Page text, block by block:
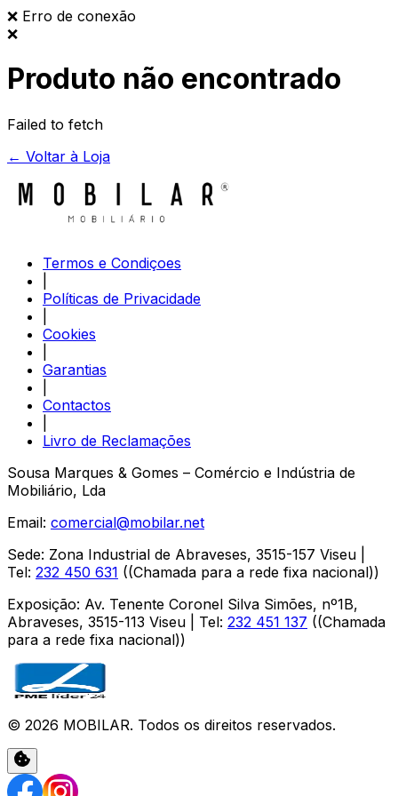
❌ Erro de conexão
❌
Produto não encontrado
Failed to fetch
← Voltar à Loja
Termos e Condiçoes
Políticas de Privacidade
Cookies
Garantias
Contactos
Livro de Reclamações
Sousa Marques & Gomes – Comércio e Indústria de
Mobiliário, Lda
Email: comercial@mobilar.net
Sede: Zona Industrial de Abraveses, 3515-157 Viseu
Tel: 232 450 631 ((Chamada para a rede fixa nacional))
Exposição: Av. Tenente Coronel Silva Simões, nº1B,
Abraveses, 3515-113 Viseu | Tel: 232 451 137 ((Chamada
para a rede fixa nacional))
© 2026 MOBILAR. Todos os direitos reservados.